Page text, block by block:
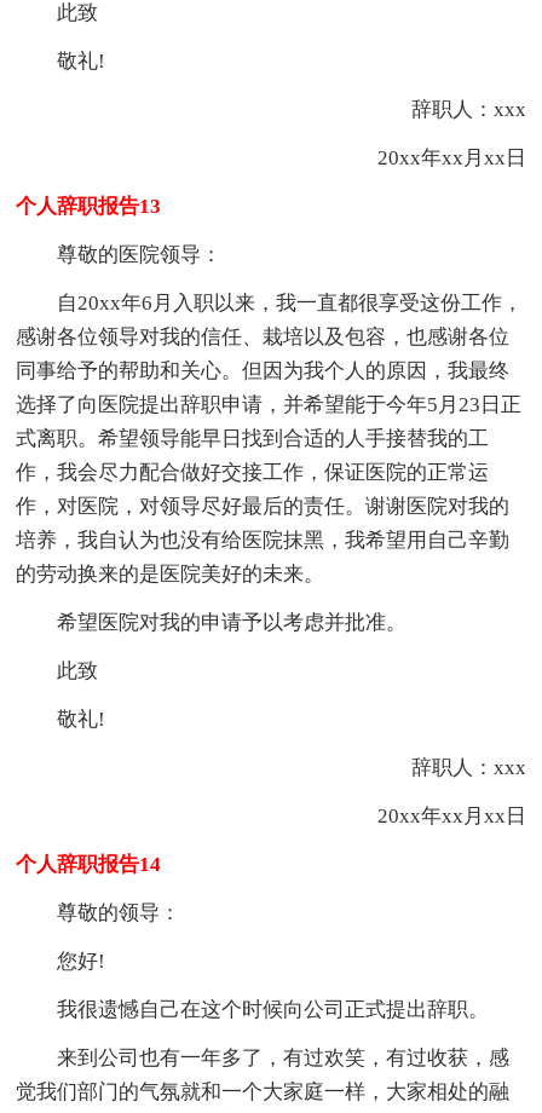
此致
敬礼!
辞职人：xxx
20xx年xx月xx日
个人辞职报告13
尊敬的医院领导：
自20xx年6月入职以来，我一直都很享受这份工作，
感谢各位领导对我的信任、栽培以及包容，也感谢各位
同事给予的帮助和关心。但因为我个人的原因，我最终
选择了向医院提出辞职申请，并希望能于今年5月23日正
式离职。希望领导能早日找到合适的人手接替我的工
作，我会尽力配合做好交接工作，保证医院的正常运
作，对医院，对领导尽好最后的责任。谢谢医院对我的
培养，我自认为也没有给医院抹黑，我希望用自己辛勤
的劳动换来的是医院美好的未来。
希望医院对我的申请予以考虑并批准。
此致
敬礼!
辞职人：xxx
20xx年xx月xx日
个人辞职报告14
尊敬的领导：
您好!
我很遗憾自己在这个时候向公司正式提出辞职。
来到公司也有一年多了，有过欢笑，有过收获，感
觉我们部门的气氛就和一个大家庭一样，大家相处的融